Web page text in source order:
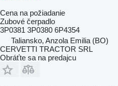
Cena na požiadanie
Zubové čerpadlo
3P0381 3P0380 6P4354
Taliansko, Anzola Emilia (BO)
CERVETTI TRACTOR SRL
Obráťte sa na predajcu